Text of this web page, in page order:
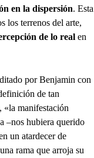
en la dispersión. Esta
los terrenos del arte,
de lo real en
por Benjamin con
de tan
, «la manifestación
–nos hubiera querido
un atardecer de
rama que arroja su